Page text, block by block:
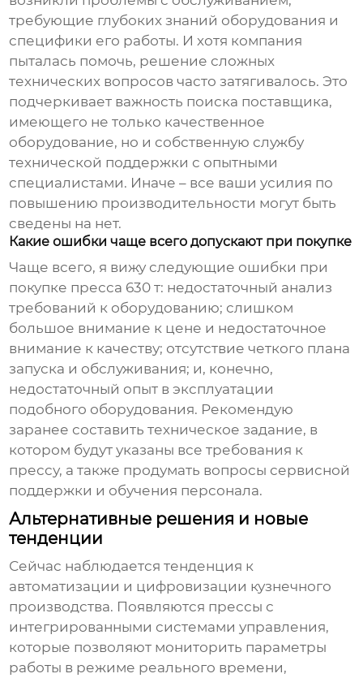
требующие глубоких знаний оборудования и
специфики его работы. И хотя компания
пыталась помочь, решение сложных
технических вопросов часто затягивалось. Это
подчеркивает важность поиска поставщика,
имеющего не только качественное
оборудование, но и собственную службу
технической поддержки с опытными
специалистами. Иначе – все ваши усилия по
повышению производительности могут быть
сведены на нет.
Какие ошибки чаще всего допускают при покупке
Чаще всего, я вижу следующие ошибки при
покупке пресса 630 т: недостаточный анализ
требований к оборудованию; слишком
большое внимание к цене и недостаточное
внимание к качеству; отсутствие четкого плана
запуска и обслуживания; и, конечно,
недостаточный опыт в эксплуатации
подобного оборудования. Рекомендую
заранее составить техническое задание, в
котором будут указаны все требования к
прессу, а также продумать вопросы сервисной
поддержки и обучения персонала.
Альтернативные решения и новые
тенденции
Сейчас наблюдается тенденция к
автоматизации и цифровизации кузнечного
производства. Появляются прессы с
интегрированными системами управления,
которые позволяют мониторить параметры
работы в режиме реального времени,